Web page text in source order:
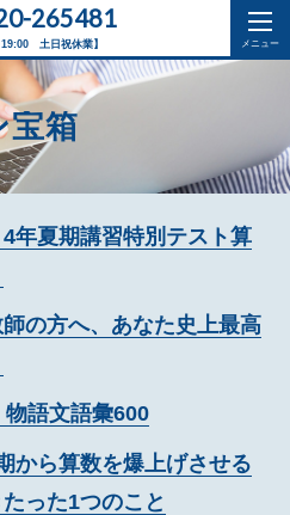
19:00 土日祝休業】
265481
宝箱
4年夏期講習特別テスト算
の方へ、あなた史上最高
語文語彙600
から算数を爆上げさせる
った1つのこと